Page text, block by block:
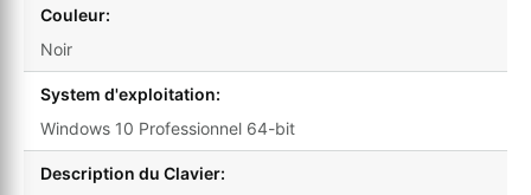
Couleur:
Noir
System d'exploitation:
Windows 10 Professionnel 64-bit
Description du Clavier: